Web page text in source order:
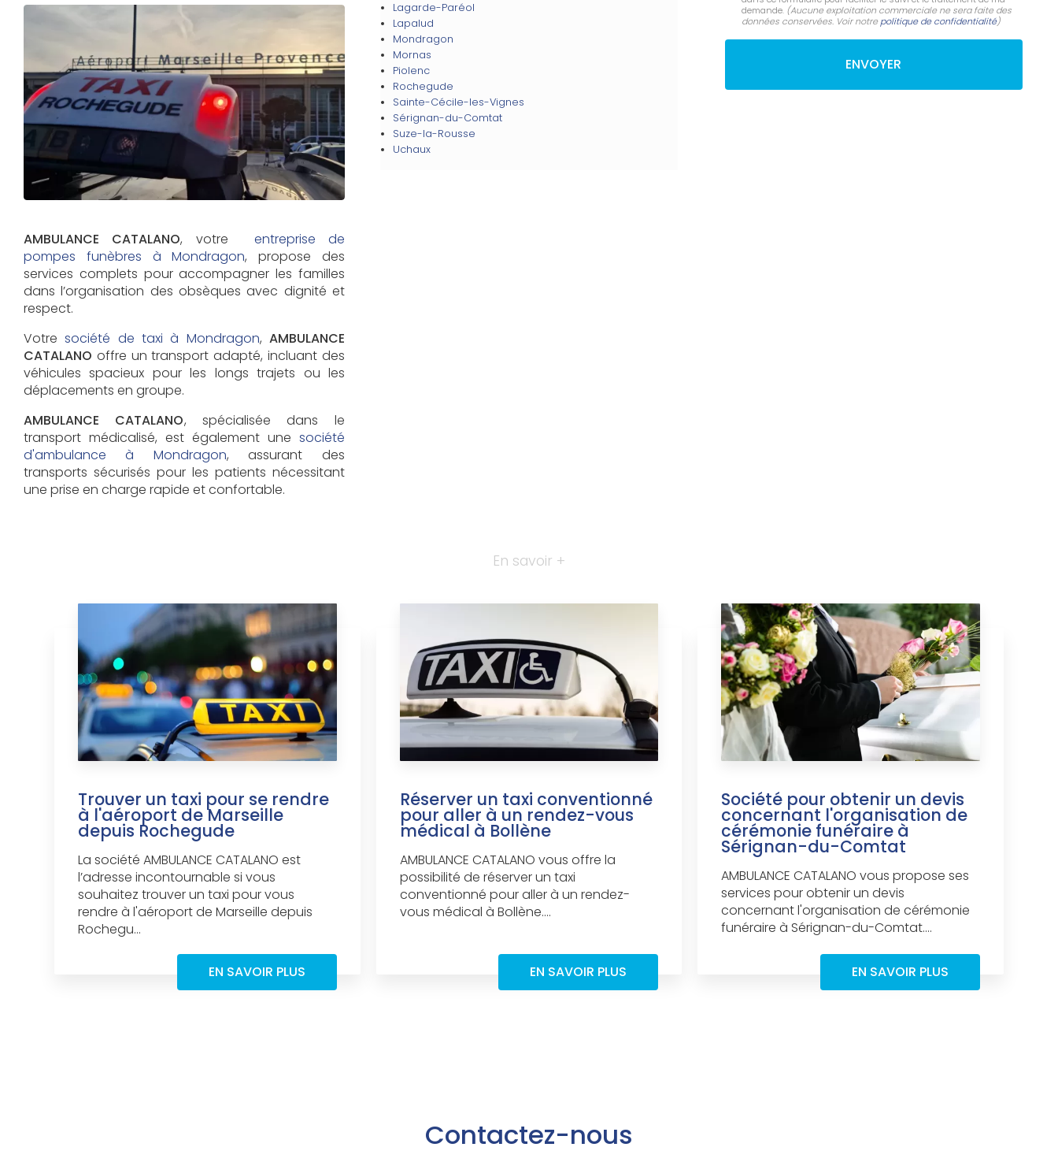
AMBULANCE CATALANO, votre entreprise de
pompes funèbres à Mondragon, propose des
services complets pour accompagner les familles
dans l’organisation des obsèques avec dignité et
respect.
Votresociété de taxi à Mondragon,AMBULANCE
CATALANO offre un transport adapté, incluant des
véhicules spacieux pour les longs trajets ou les
déplacements en groupe.
AMBULANCE CATALANO, spécialisée dans le
transport médicalisé, est également une société
d'ambulance à Mondragon, assurant des
transports sécurisés pour les patients nécessitant
une prise en charge rapide et confortable.
Lagarde-Paréol
Lapalud
Mondragon
Mornas
Piolenc
Rochegude
Sainte-Cécile-les-Vignes
Sérignan-du-Comtat
Suze-la-Rousse
Uchaux
demande. (Aucune exploitation commerciale ne sera faite des
données conservées. Voir notre politique de confidentialité)
En savoir +
Trouver un taxi pour se rendre
à l'aéroport de Marseille
depuis Rochegude
La société AMBULANCE CATALANO est
l’adresse incontournable si vous
souhaitez trouver un taxi pour vous
rendre à l'aéroport de Marseille depuis
Rochegu...
EN SAVOIR PLUS
Réserver un taxi conventionné
pour aller à un rendez-vous
médical à Bollène
AMBULANCE CATALANO vous offre la
possibilité de réserver un taxi
conventionné pour aller à un rendez-
vous médical à Bollène....
EN SAVOIR PLUS
Société pour obtenir un devis
concernant l'organisation de
cérémonie funéraire à
Sérignan-du-Comtat
AMBULANCE CATALANO vous propose ses
services pour obtenir un devis
concernant l'organisation de cérémonie
funéraire à Sérignan-du-Comtat....
EN SAVOIR PLUS
Contactez-nous